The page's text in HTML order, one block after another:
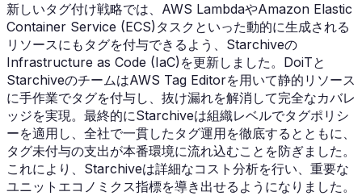
新しいタグ付け戦略では、AWS LambdaやAmazon Elastic
Container Service (ECS)タスクといった動的に生成される
リソースにもタグを付与できるよう、Starchiveの
Infrastructure as Code (IaC)を更新しました。DoiTと
StarchiveのチームはAWS Tag Editorを用いて静的リソース
に手作業でタグを付与し、抜け漏れを解消して完全なカバレ
ッジを実現。最終的にStarchiveは組織レベルでタグポリシ
ーを適用し、全社で一貫したタグ運用を徹底するとともに、
タグ未付与の支出が本番環境に流れ込むことを防ぎました。
これにより、Starchiveは詳細なコスト分析を行い、重要な
ユニットエコノミクス指標を導き出せるようになりました。